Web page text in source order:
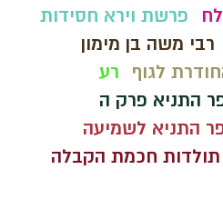
פרשת וירא חסידות
רבי משה בן מימון
לגוף
רע
התניא פרק ה
התניא לשמיעה
תולדות חכמת הקבלה